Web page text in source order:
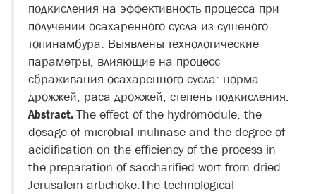
подкисления на эффективность процесса при
получении осахаренного сусла из сушеного
топинамбура. Выявлены технологические
параметры, влияющие на процесс
сбраживания осахаренного сусла: норма
дрожжей, раса дрожжей, степень подкисления.
Abstract.The effect of the hydromodule, the
dosage of microbial inulinase and the degree of
acidification on the efficiency of the process in
the preparation of saccharified wort from dried
Jerusalem artichoke.The technological